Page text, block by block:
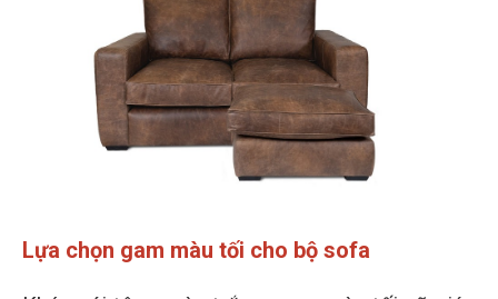
Lựa chọn gam màu tối cho bộ sofa